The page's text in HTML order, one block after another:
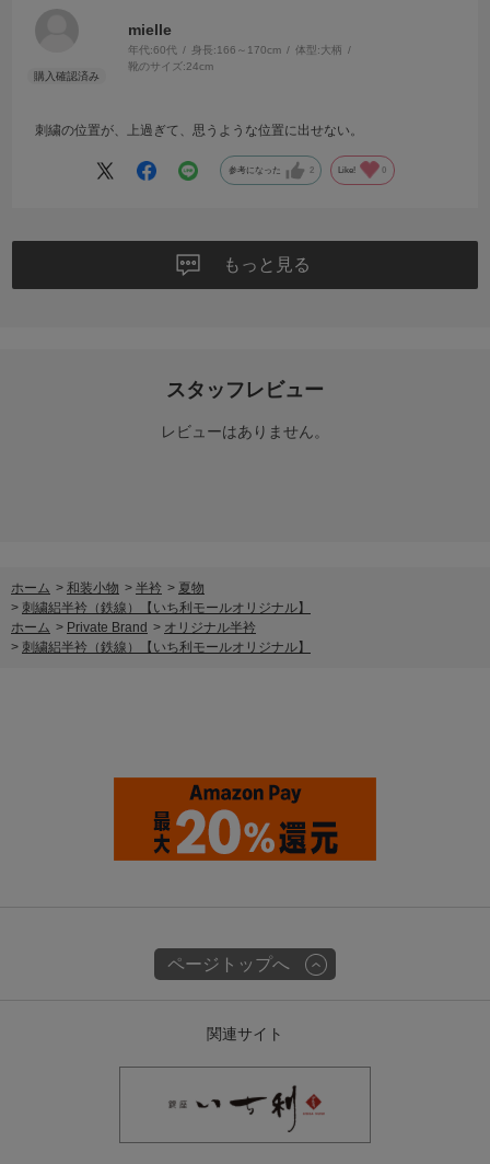
mielle
年代:60代 身長:166～170cm 体型:大柄
靴のサイズ:24cm
刺繍の位置が、上過ぎて、思うような位置に出せない。
参考になった 2 Like! 0
もっと見る
スタッフレビュー
レビューはありません。
ホーム > 和装小物 > 半衿 > 夏物
> 刺繍絽半衿（鉄線）【いち利モールオリジナル】
ホーム > Private Brand > オリジナル半衿
> 刺繍絽半衿（鉄線）【いち利モールオリジナル】
ページトップへ
関連サイト